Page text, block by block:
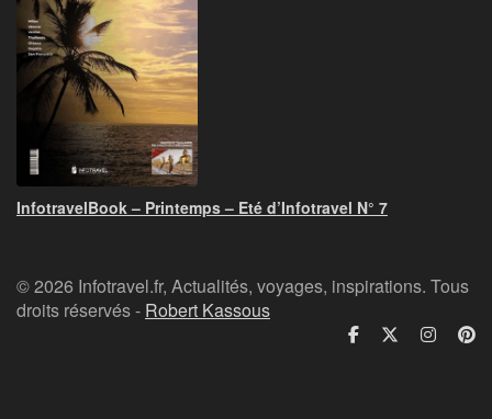
InfotravelBook – Printemps – Eté d’Infotravel N° 7
© 2026 Infotravel.fr, Actualités, voyages, inspirations. Tous
droits réservés - Robert Kassous